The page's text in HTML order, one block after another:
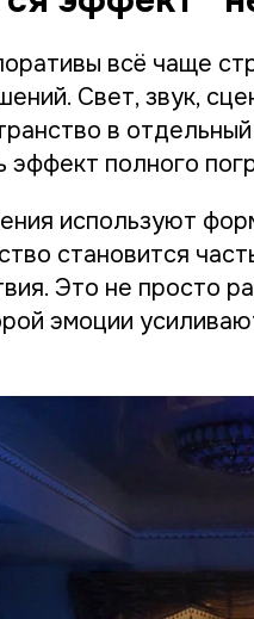
всё чаще
Свет, звук,
в
эффект полного
используют
становится
Это не просто
эмоции